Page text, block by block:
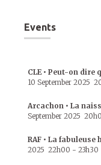
Events
CLE • Peut-on dire
10 September 2025
Arcachon • La
September 2025
RAF • La
2025 22h00 - 23h30